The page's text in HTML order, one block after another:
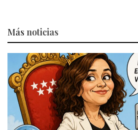
Más noticias